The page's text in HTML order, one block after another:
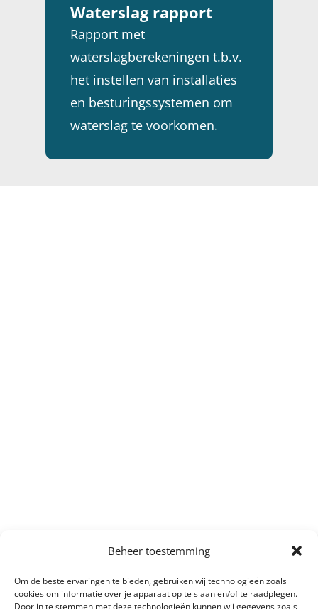
Beheer toestemming
Om de beste ervaringen te bieden, gebruiken wij technologieën zoals
cookies om informatie over je apparaat op te slaan en/of te raadplegen.
Door in te stemmen met deze technologieën kunnen wij gegevens zoals
Waterslag rapport
Rapport met
waterslagberekeningen t.b.v.
het instellen van installaties
en besturingssystemen om
waterslag te voorkomen.